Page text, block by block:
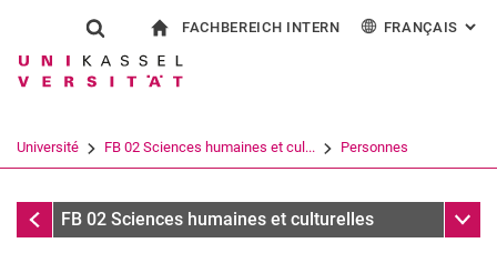
Jump directly to: content
Jump directly to: search
Jump directly to: main
Show search form
Search term
Search (opens an external link in a
FACHBEREICH INTERN FRANÇAIS :
Université FB 02 Sciences humaines et cul... Personnes
Personnes
FB 02 Sciences humaines et culturelles Sub